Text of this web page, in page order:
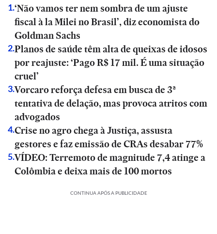
1.‘Não vamos ter nem sombra de um ajuste
fiscal à la Milei no Brasil’, diz economista do
Goldman Sachs
2.Planos de saúde têm alta de queixas de idosos
por reajuste: ‘Pago R$ 17 mil. É uma situação
cruel’
3.Vorcaro reforça defesa em busca de 3ª
tentativa de delação, mas provoca atritos com
advogados
4.Crise no agro chega à Justiça, assusta
gestores e faz emissão de CRAs desabar 77%
5.VÍDEO: Terremoto de magnitude 7,4 atinge a
Colômbia e deixa mais de 100 mortos
CONTINUA APÓS A PUBLICIDADE